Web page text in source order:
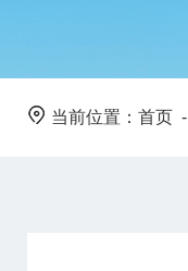
当前位置： 首页 -